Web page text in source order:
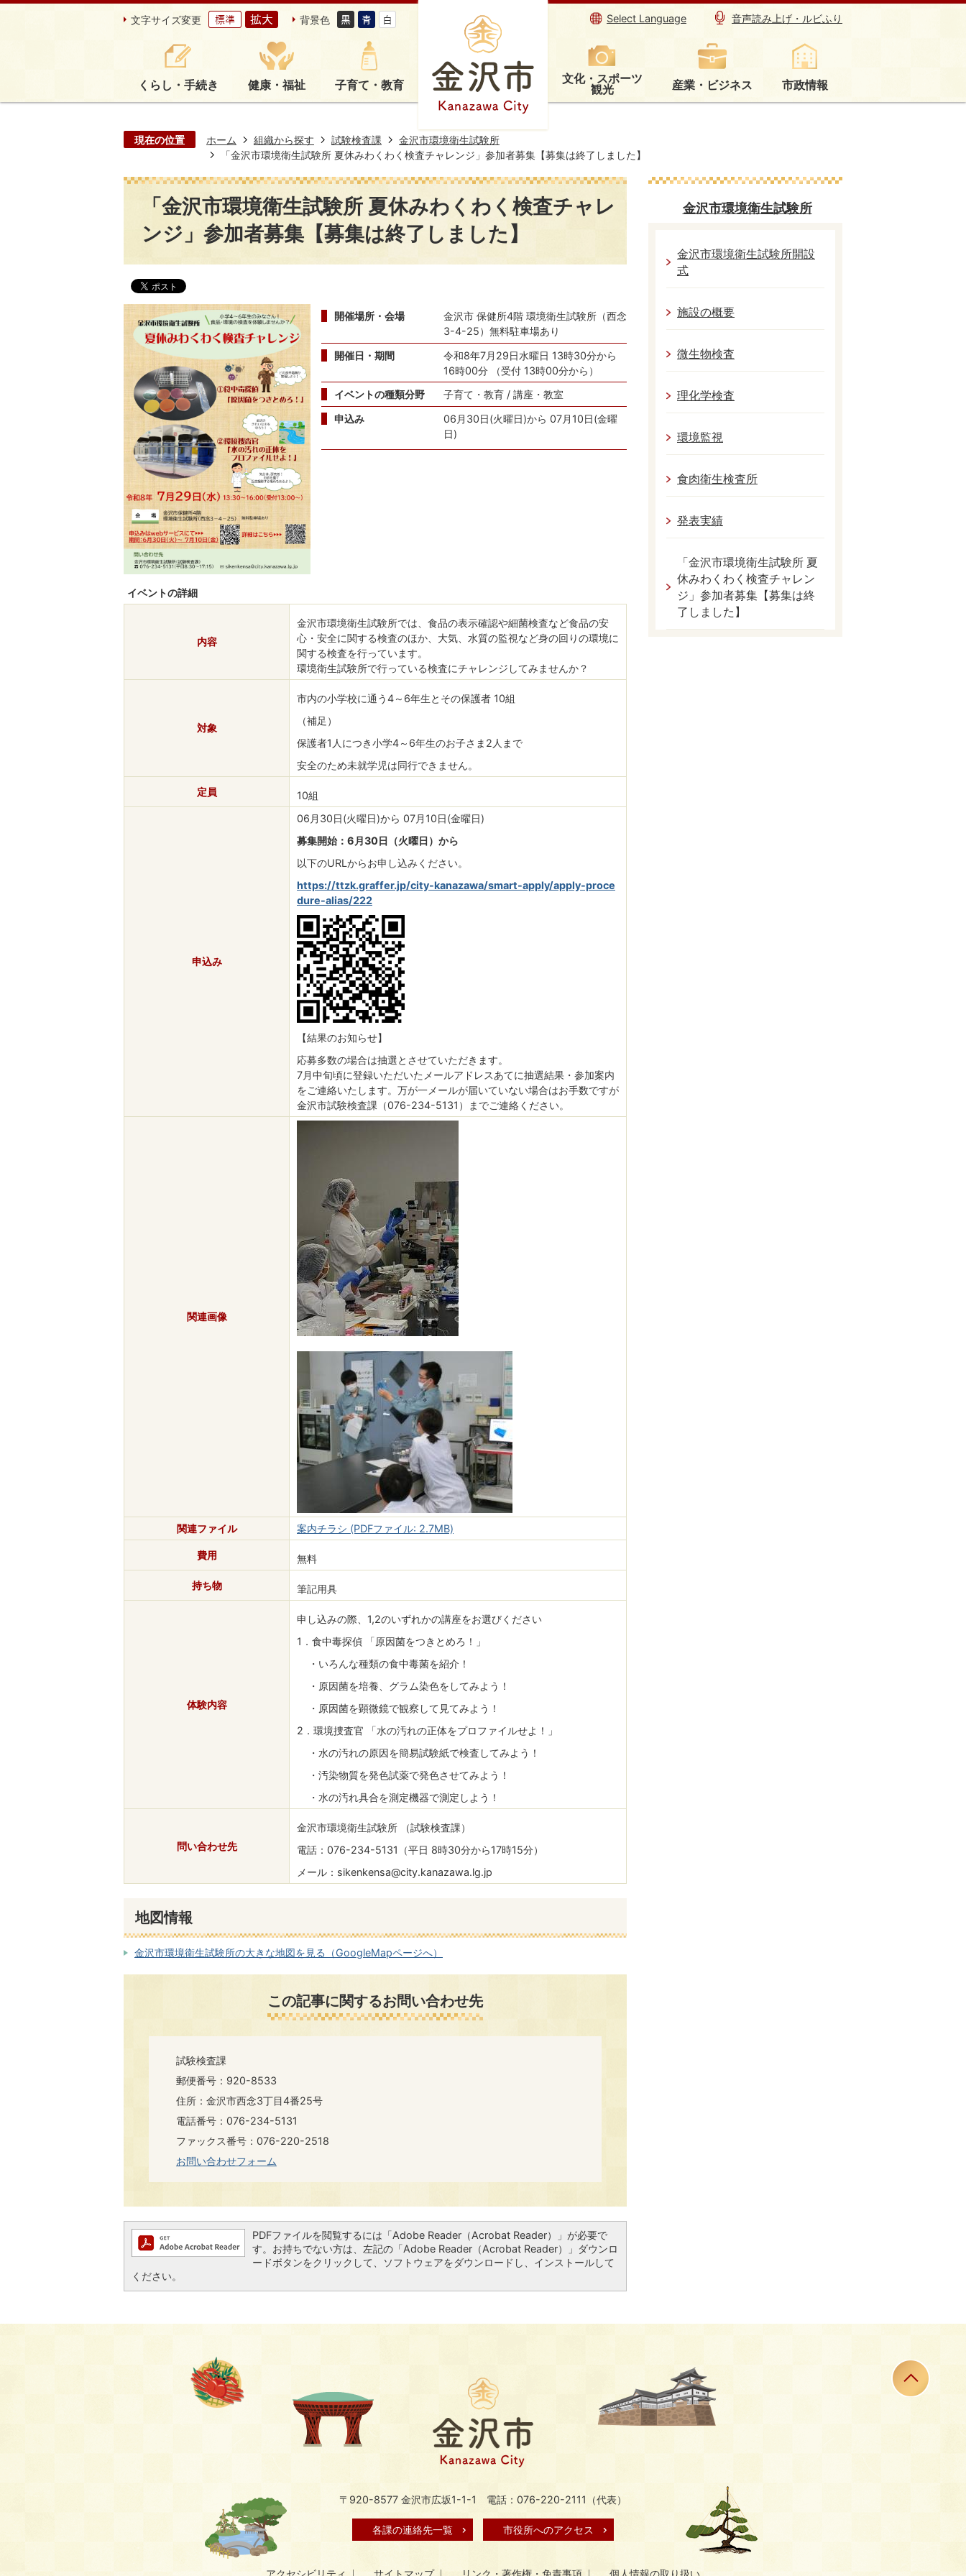
文字サイズ変更 背景色 Select Language 音声読み上げ・ルビふり
くらし・手続き 健康・福祉 子育て・教育 文化・スポーツ
観光 産業・ビジネス 市政情報
現在の位置 ホーム 組織から探す 試験検査課
金沢市環境衛生試験所
「金沢市環境衛生試験所 夏休みわくわく検査チャレンジ」参加者募集【募集は終了しました】
「金沢市環境衛生試験所 夏休みわくわく検査チャレ
ンジ」参加者募集【募集は終了しました】
開催場所・会場
金沢市 保健所4階 環境衛生試験所（西念
3-4-25）無料駐車場あり
開催日・期間
令和8年7月29日水曜日 13時30分から
16時00分 （受付 13時00分から）
イベントの種類分野
子育て・教育 / 講座・教室
申込み
06月30日(火曜日)から 07月10日(金曜
日)
イベントの詳細
内容
金沢市環境衛生試験所では、食品の表示確認や細菌検査など食品の安
心・安全に関する検査のほか、大気、水質の監視など身の回りの環境に
関する検査を行っています。
環境衛生試験所で行っている検査にチャレンジしてみませんか？
対象
市内の小学校に通う4～6年生とその保護者 10組
（補足）
保護者1人につき小学4～6年生のお子さま2人まで
安全のため未就学児は同行できません。
定員 10組
申込み
06月30日(火曜日)から 07月10日(金曜日)
募集開始：6月30日（火曜日）から
以下のURLからお申し込みください。
https://ttzk.graffer.jp/city-kanazawa/smart-apply/apply-proce
dure-alias/222
【結果のお知らせ】
応募多数の場合は抽選とさせていただきます。
7月中旬頃に登録いただいたメールアドレスあてに抽選結果・参加案内
をご連絡いたします。万が一メールが届いていない場合はお手数ですが
金沢市試験検査課（076-234-5131）までご連絡ください。
関連画像
関連ファイル 案内チラシ (PDFファイル: 2.7MB)
費用 無料
持ち物 筆記用具
体験内容
申し込みの際、1,2のいずれかの講座をお選びください
1．食中毒探偵 「原因菌をつきとめろ！」
・いろんな種類の食中毒菌を紹介！
・原因菌を培養、グラム染色をしてみよう！
・原因菌を顕微鏡で観察して見てみよう！
2．環境捜査官 「水の汚れの正体をプロファイルせよ！」
・水の汚れの原因を簡易試験紙で検査してみよう！
・汚染物質を発色試薬で発色させてみよう！
・水の汚れ具合を測定機器で測定しよう！
問い合わせ先
金沢市環境衛生試験所 （試験検査課）
電話：076-234-5131（平日 8時30分から17時15分）
メール：sikenkensa@city.kanazawa.lg.jp
地図情報
金沢市環境衛生試験所の大きな地図を見る（GoogleMapページへ）
この記事に関するお問い合わせ先
試験検査課
郵便番号：920-8533
住所：金沢市西念3丁目4番25号
電話番号：076-234-5131
ファックス番号：076-220-2518
お問い合わせフォーム
PDFファイルを閲覧するには「Adobe Reader（Acrobat Reader）」が必要で
す。お持ちでない方は、左記の「Adobe Reader（Acrobat Reader）」ダウンロ
ードボタンをクリックして、ソフトウェアをダウンロードし、インストールして
ください。
金沢市環境衛生試験所
金沢市環境衛生試験所開設
式
施設の概要
微生物検査
理化学検査
環境監視
食肉衛生検査所
発表実績
「金沢市環境衛生試験所 夏
休みわくわく検査チャレン
ジ」参加者募集【募集は終
了しました】
〒920-8577 金沢市広坂1-1-1 電話：076-220-2111（代表）
各課の連絡先一覧 市役所へのアクセス
アクセシビリティ サイトマップ リンク・著作権・免責事項 個人情報の取り扱い